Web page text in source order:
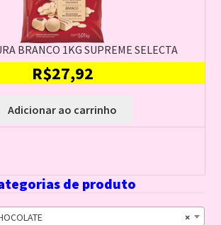
BRANCO 1KG SUPREME SELECTA
R$27,92
Adicionar ao carrinho
de produto
×